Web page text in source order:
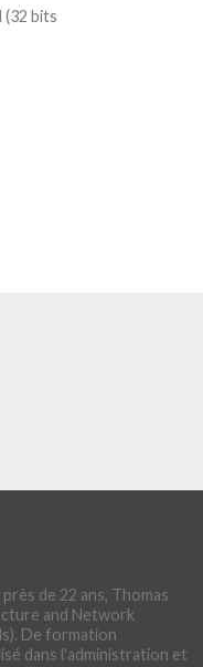
(32 bits
de 22 ans, Thomas
and Network
De formation
dans l'administration et